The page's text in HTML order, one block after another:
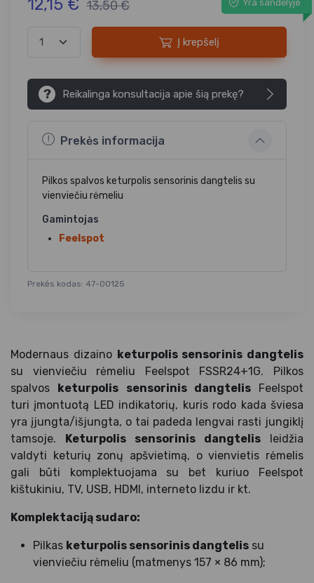
12,15 € 13,50 € Yra sandėlyje
Į krepšelį
? Reikalinga konsultacija apie šią prekę?
Prekės informacija
Pilkos spalvos keturpolis sensorinis dangtelis su
vienviečiu rėmeliu
Gamintojas
Feelspot
Prekės kodas: 47-00125
Modernaus dizaino keturpolis sensorinis dangtelis
su vienviečiu rėmeliu Feelspot FSSR24+1G. Pilkos
spalvos
keturpolis sensorinis dangtelisFeelspot
turi įmontuotą LED indikatorių, kuris rodo kada šviesa
yra įjungta/išjungta, o tai padeda lengvai rasti jungiklį
tamsoje.
Keturpolis sensorinis dangtelis leidžia
valdyti keturių zonų apšvietimą, o vienvietis rėmelis
gali būti komplektuojama su bet kuriuo Feelspot
kištukiniu, TV, USB, HDMI, interneto lizdu ir kt.
Komplektaciją sudaro:
Pilkas keturpolis sensorinis dangtelis su
vienviečiu rėmeliu (matmenys 157 × 86 mm);